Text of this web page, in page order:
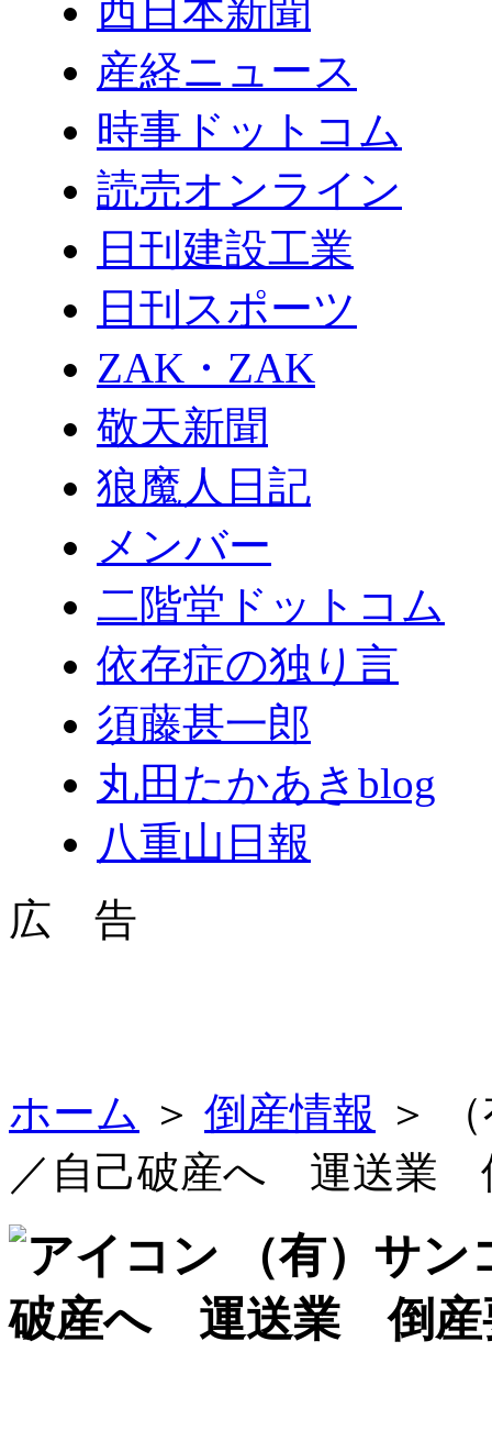
西日本新聞
産経ニュース
時事ドットコム
読売オンライン
日刊建設工業
日刊スポーツ
ZAK・ZAK
敬天新聞
狼魔人日記
メンバー
二階堂ドットコム
依存症の独り言
須藤甚一郎
丸田たかあきblog
八重山日報
広 告
ホーム ＞ 倒産情報 ＞
／自己破産へ 運送業
（有）サ
破産へ 運送業 倒産